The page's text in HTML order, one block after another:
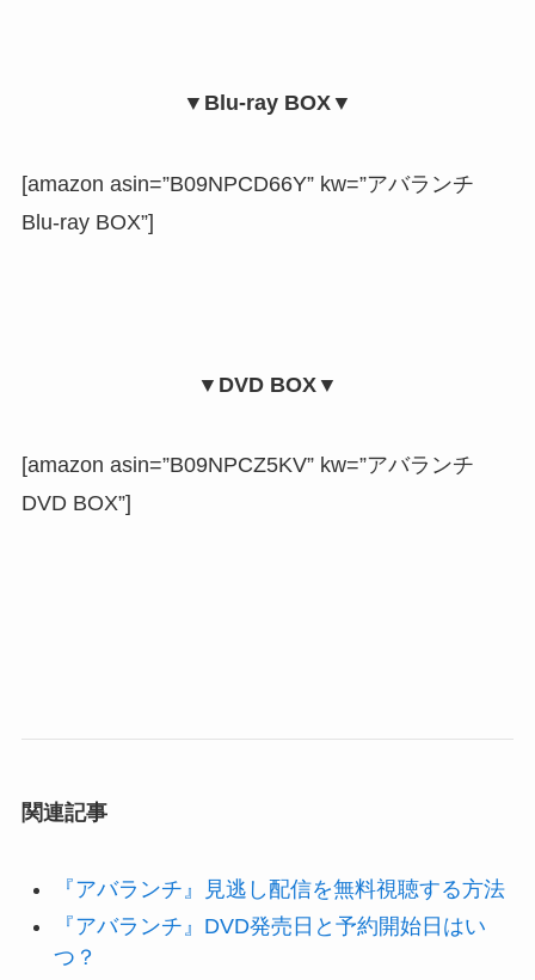
▼Blu-ray BOX▼
[amazon asin=”B09NPCD66Y” kw=”アバランチ
Blu-ray BOX”]
▼DVD BOX▼
[amazon asin=”B09NPCZ5KV” kw=”アバランチ
DVD BOX”]
関連記事
『アバランチ』見逃し配信を無料視聴する方法
『アバランチ』DVD発売日と予約開始日はい
つ？